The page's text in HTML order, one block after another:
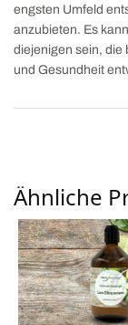
engsten Umfeld
anzubieten. Es
diejenigen sein, die
und Gesundheit
Ähnliche